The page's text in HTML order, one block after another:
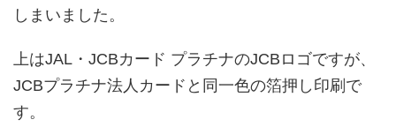
しまいました。
上はJAL・JCBカード プラチナのJCBロゴですが、
JCBプラチナ法人カードと同一色の箔押し印刷で
す。